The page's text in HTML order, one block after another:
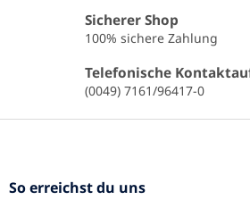
m
e
n
t
e
d
Sicherer Shop
100% sichere Zahlung
Telefonische
(0049) 7161/96417-0
F
So erreichst du uns